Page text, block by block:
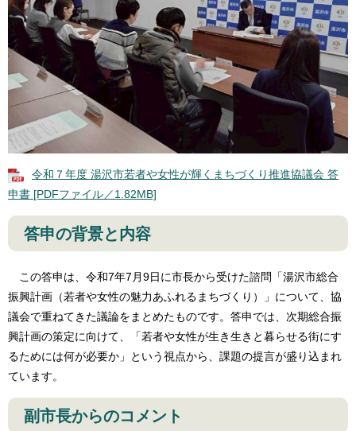
令和７年度 湯沢市若者や女性が輝くまちづくり推進協議会 答
申書 [PDFファイル／1.82MB]
答申の背景と内容
この答申は、令和7年7月9日に市長から受けた諮問「湯沢市総合
振興計画（若者や女性の魅力あふれるまちづくり）」について、協
議会で重ねてきた議論をまとめたものです。答申では、次期総合振
興計画の策定に向けて、「若者や女性が生き生きと暮らせる街にす
るためには何が必要か」という視点から、課題の提言が盛り込まれ
ています。
副市長からのコメント